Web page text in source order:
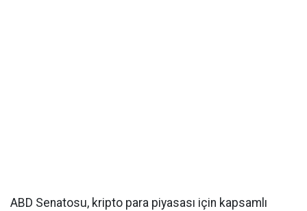
ABD Senatosu, kripto para piyasası için kapsamlı